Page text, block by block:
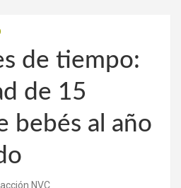
de tiempo:
de 15
bebés al año
NVC